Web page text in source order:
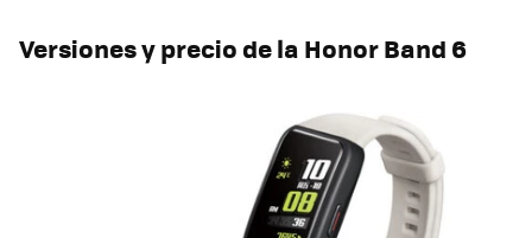
Versiones y precio de la Honor Band 6